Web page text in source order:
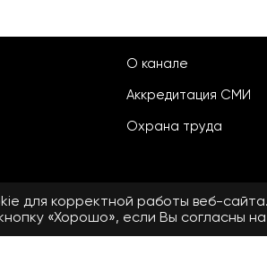
О канале
Аккредитация СМИ
Охрана труда
Пользовательское
для корректной работы веб-
«Хорошо», если Вы согласны